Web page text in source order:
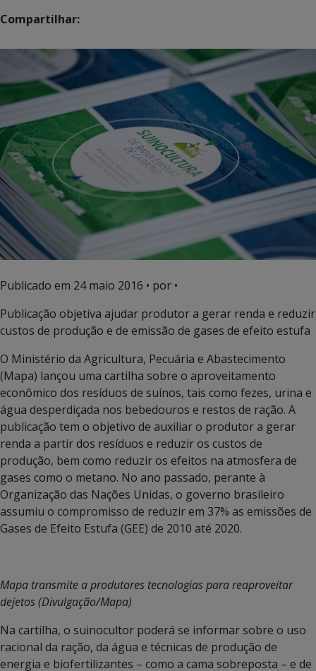
Compartilhar:
Publicado em 24 maio 2016 • por •
Publicação objetiva ajudar produtor a gerar renda e reduzir
custos de produção e de emissão de gases de efeito estufa
O Ministério da Agricultura, Pecuária e Abastecimento
(Mapa) lançou uma cartilha sobre o aproveitamento
econômico dos resíduos de suínos, tais como fezes, urina e
água desperdiçada nos bebedouros e restos de ração. A
publicação tem o objetivo de auxiliar o produtor a gerar
renda a partir dos resíduos e reduzir os custos de
produção, bem como reduzir os efeitos na atmosfera de
gases como o metano. No ano passado, perante à
Organização das Nações Unidas, o governo brasileiro
assumiu o compromisso de reduzir em 37% as emissões de
Gases de Efeito Estufa (GEE) de 2010 até 2020.
Mapa transmite a produtores tecnologias para reaproveitar
dejetos (Divulgação/Mapa)
Na cartilha, o suinocultor poderá se informar sobre o uso
racional da ração, da água e técnicas de produção de
energia e biofertilizantes – como a cama sobreposta – e de